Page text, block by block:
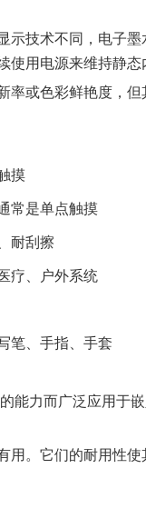
示技术不同，电子
用电源来维持静态
或色彩鲜艳度，
摸
常是单点触摸
耐刮擦
疗、户外系统
笔、手指、手套
能力而广泛应用于嵌
用。它们的耐用性